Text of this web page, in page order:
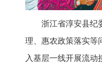
浙江省淳安县纪
理、惠农政策落实等
入基层一线开展流动